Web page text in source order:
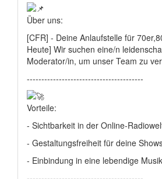
Über uns:
[CFR] - Deine Anlaufstelle für
Heute] Wir suchen eine/n
Moderator/in, um unser Team zu
----------------------------------------
Vorteile:
- Sichtbarkeit in der Online-
- Gestaltungsfreiheit für deine
- Einbindung in eine lebendige